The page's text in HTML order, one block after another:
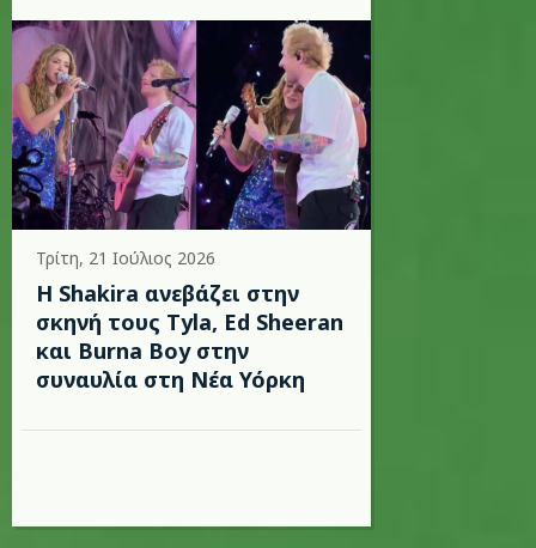
Τρίτη, 21 Ιούλιος 2026
Η Shakira ανεβάζει στην
σκηνή τους Tyla, Ed Sheeran
και Burna Boy στην
συναυλία στη Νέα Υόρκη